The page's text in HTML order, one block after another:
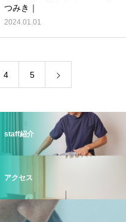
つみき｜
2024.01.01
4 5
staff紹介
アクセス